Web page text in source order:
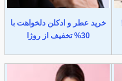
خرید عطر و ادکلن دلخواهت با
30% تخفیف از روژا